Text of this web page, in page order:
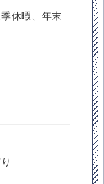
休暇、年末